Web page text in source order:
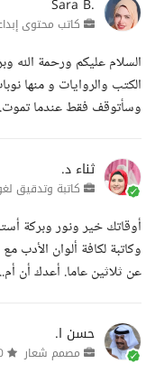
كاتب محتوى
السلام عليكم ورحمة الله
الكتب والروايات و منها
وسأتوقف فقط عندما
ثناء د.
كاتبة وتدقيق
أوقاتك خير ونور وبركة
وكاتبة لكافة ألوان الأدب
عن ثلاثين عاما. أعدك أن
حسن ا.
مصمم شعار